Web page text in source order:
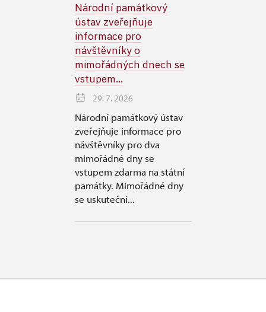
Národní památkový
ústav zveřejňuje
informace pro
návštěvníky o
mimořádných dnech se
vstupem...
29. 7. 2026
Národní památkový ústav
zveřejňuje informace pro
návštěvníky pro dva
mimořádné dny se
vstupem zdarma na státní
památky. Mimořádné dny
se uskuteční...